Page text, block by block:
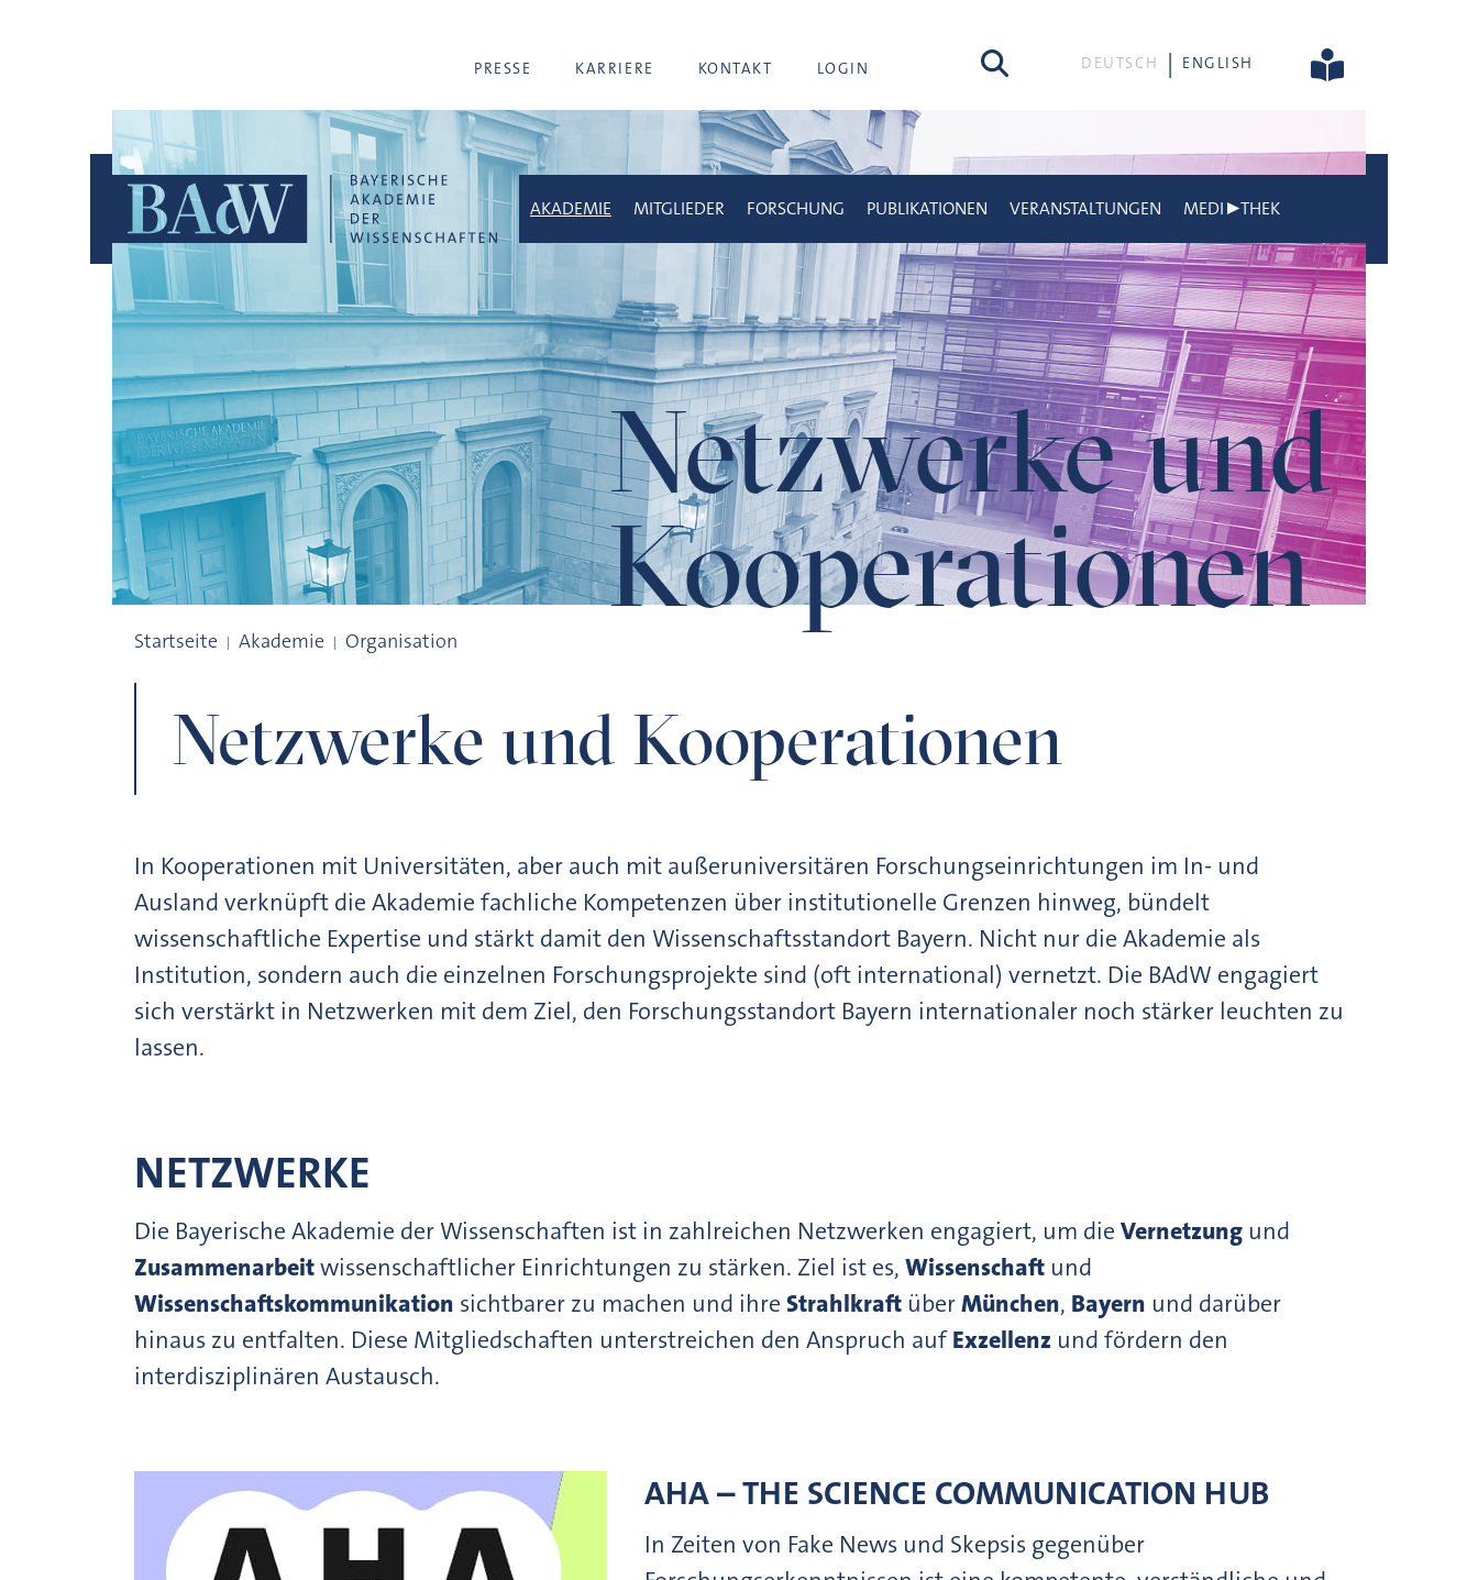
PRESSE KARRIERE KONTAKT LOGIN Suche DEUTSCH ENGLISH
Netzwerke und
Kooperationen
AKADEMIE MITGLIEDER FORSCHUNG PUBLIKATIONEN VERANSTALTUNGEN MEDI▶THEK
Startseite Akademie Organisation
Netzwerke und Kooperationen
In Kooperationen mit Universitäten, aber auch mit außeruniversitären Forschungseinrichtungen im In- und
Ausland verknüpft die Akademie fachliche Kompetenzen über institutionelle Grenzen hinweg, bündelt
wissenschaftliche Expertise und stärkt damit den Wissenschaftsstandort Bayern. Nicht nur die Akademie als
Institution, sondern auch die einzelnen Forschungsprojekte sind (oft international) vernetzt. Die BAdW engagiert
sich verstärkt in Netzwerken mit dem Ziel, den Forschungsstandort Bayern internationaler noch stärker leuchten zu
lassen.
NETZWERKE
Die Bayerische Akademie der Wissenschaften ist in zahlreichen Netzwerken engagiert, um die Vernetzung und
Zusammenarbeitwissenschaftlicher Einrichtungen zu stärken. Ziel ist es, Wissenschaft und
Wissenschaftskommunikation sichtbarer zu machen und ihre Strahlkraft überMünchen, Bayern und darüber
hinaus zu entfalten. Diese Mitgliedschaften unterstreichen den Anspruch aufExzellenz und fördern den
interdisziplinären Austausch.
AHA – THE SCIENCE COMMUNICATION HUB
In Zeiten von Fake News und Skepsis gegenüber